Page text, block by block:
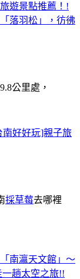
遊景點推薦！!
落羽松」，彷彿
公里處，
南好好玩]親子旅
採草莓去哪裡
南瀛天文館」～
趟太空之旅!!